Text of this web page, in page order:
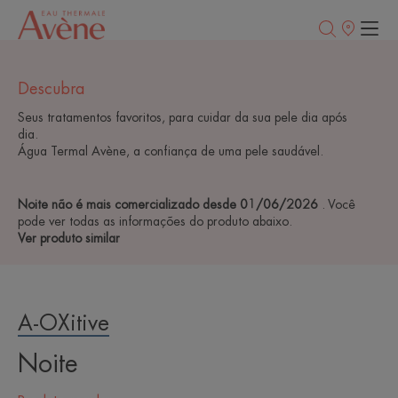
Pontos
Noite não é mais comercializado desde 01/06/2026
. Você
pode ver todas as informações do produto abaixo.
Ver produto similar
Descubra
Seus tratamentos favoritos, para cuidar da sua pele dia após
dia.
Água Termal Avène, a confiança de uma pele saudável.
A-OXitive
Noite